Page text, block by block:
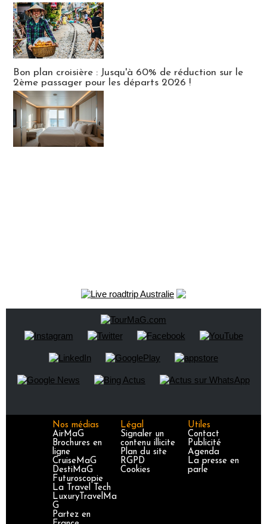
Bon plan croisière : Jusqu'à 60% de réduction sur le
2ème passager pour les départs 2026 !
Nos médias
AirMaG
Brochures en
ligne
CruiseMaG
DestiMaG
Futuroscopie
La Travel Tech
LuxuryTravelMa
G
Partez en
Légal
Signaler un
contenu illicite
Plan du site
RGPD
Cookies
Utiles
Contact
Publicité
Agenda
La presse en
parle